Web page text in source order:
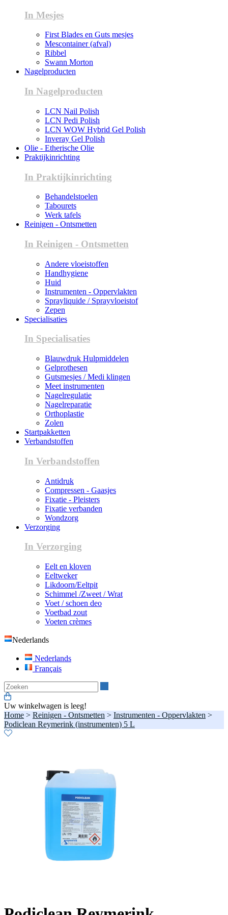
In Mesjes
First Blades en Guts mesjes
Mescontainer (afval)
Ribbel
Swann Morton
Nagelproducten
In Nagelproducten
LCN Nail Polish
LCN Pedi Polish
LCN WOW Hybrid Gel Polish
Inveray Gel Polish
Olie - Etherische Olie
Praktijkinrichting
In Praktijkinrichting
Behandelstoelen
Tabourets
Werk tafels
Reinigen - Ontsmetten
In Reinigen - Ontsmetten
Andere vloeistoffen
Handhygiene
Huid
Instrumenten - Oppervlakten
Sprayliquide / Sprayvloeistof
Zepen
Specialisaties
In Specialisaties
Blauwdruk Hulpmiddelen
Gelprothesen
Gutsmesjes / Medi klingen
Meet instrumenten
Nagelregulatie
Nagelreparatie
Orthoplastie
Zolen
Startpakketten
Verbandstoffen
In Verbandstoffen
Antidruk
Compressen - Gaasjes
Fixatie - Pleisters
Fixatie verbanden
Wondzorg
Verzorging
In Verzorging
Eelt en kloven
Eeltweker
Likdoorn/Eeltpit
Schimmel /Zweet / Wrat
Voet / schoen deo
Voetbad zout
Voeten crèmes
Nederlands
Nederlands
Français
Uw winkelwagen is leeg!
Home > Reinigen - Ontsmetten > Instrumenten - Oppervlakten >
Podiclean Reymerink (instrumenten) 5 L